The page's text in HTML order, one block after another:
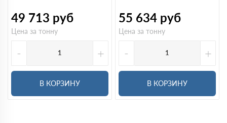
49 713 руб
Цена за тонну
- +
В КОРЗИНУ
55 634 руб
Цена за тонну
- +
В КОРЗИНУ